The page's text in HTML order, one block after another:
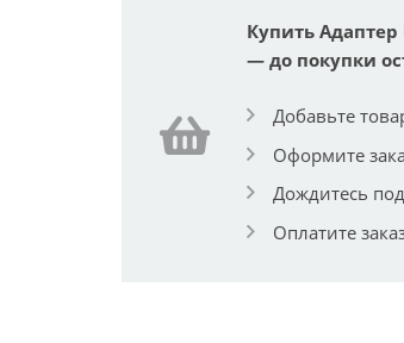
Купить Адаптер
— до покупки
Добавьте
Оформите
Дождитесь
Оплатите